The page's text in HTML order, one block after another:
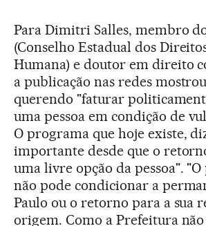
Para Dimitri Salles, membro
(Conselho Estadual dos
Humana) e doutor em direito
a publicação nas redes
querendo "faturar
uma pessoa em condição de
O programa que hoje existe,
importante desde que o
uma livre opção da pessoa".
não pode condicionar a
Paulo ou o retorno para a sua
origem. Como a Prefeitura